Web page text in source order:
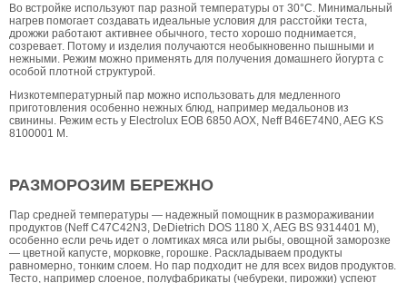
Во встройке используют пар разной температуры от 30°С. Минимальный
нагрев помогает создавать идеальные условия для расстойки теста,
дрожжи работают активнее обычного, тесто хорошо поднимается,
созревает. Потому и изделия получаются необыкновенно пышными и
нежными. Режим можно применять для получения домашнего йогурта с
особой плотной структурой.
Низкотемпературный пар можно использовать для медленного
приготовления особенно нежных блюд, например медальонов из
свинины. Режим есть у Electrolux EOB 6850 AOX, Neff B46E74N0, AEG KS
8100001 M.
РАЗМОРОЗИМ БЕРЕЖНО
Пар средней температуры — надежный помощник в размораживании
продуктов (Neff C47C42N3, DeDietrich DOS 1180 X, AEG BS 9314401 M),
особенно если речь идет о ломтиках мяса или рыбы, овощной заморозке
— цветной капусте, морковке, горошке. Раскладываем продукты
равномерно, тонким слоем. Но пар подходит не для всех видов продуктов.
Тесто, например слоеное, полуфабрикаты (чебуреки, пирожки) успеют